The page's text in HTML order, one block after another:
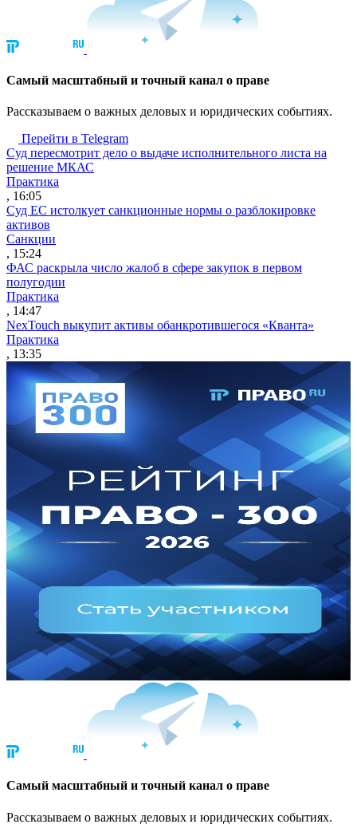
Cамый масштабный и точный канал о праве
Рассказываем о важных деловых и юридических событиях.
Перейти в Telegram
Суд пересмотрит дело о выдаче исполнительного листа на
решение МКАС
Практика
, 16:05
Суд ЕС истолкует санкционные нормы о разблокировке
активов
Санкции
, 15:24
ФАС раскрыла число жалоб в сфере закупок в первом
полугодии
Практика
, 14:47
NexTouch выкупит активы обанкротившегося «Кванта»
Практика
, 13:35
Cамый масштабный и точный канал о праве
Рассказываем о важных деловых и юридических событиях.